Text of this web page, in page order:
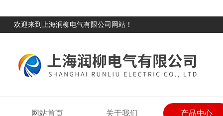
欢迎来到上海润柳电气有限公司网站！
网站首页 关于我们 产品中心